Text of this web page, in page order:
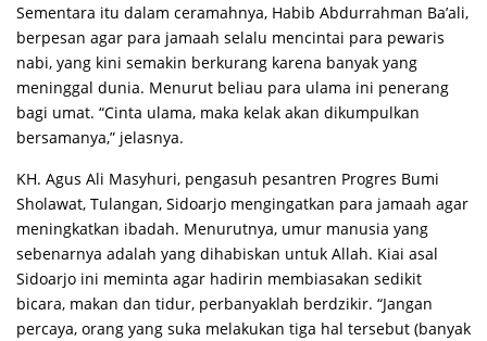
Sementara itu dalam ceramahnya, Habib Abdurrahman Ba’ali,
berpesan agar para jamaah selalu mencintai para pewaris
nabi, yang kini semakin berkurang karena banyak yang
meninggal dunia. Menurut beliau para ulama ini penerang
bagi umat. “Cinta ulama, maka kelak akan dikumpulkan
bersamanya,” jelasnya.
KH. Agus Ali Masyhuri, pengasuh pesantren Progres Bumi
Sholawat, Tulangan, Sidoarjo mengingatkan para jamaah agar
meningkatkan ibadah. Menurutnya, umur manusia yang
sebenarnya adalah yang dihabiskan untuk Allah. Kiai asal
Sidoarjo ini meminta agar hadirin membiasakan sedikit
bicara, makan dan tidur, perbanyaklah berdzikir. “Jangan
percaya, orang yang suka melakukan tiga hal tersebut (banyak